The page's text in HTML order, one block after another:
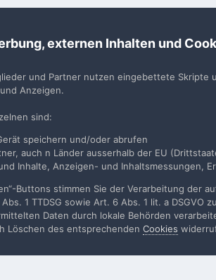
für unsere Community erstellen. Es
durchsuchen:
externen Inhalten und
und Partner nutzen eingebettete
Anzeigen.
sind:
speichern und/oder abrufen
auch n Länder ausserhalb der EU
Inhalte, Anzeigen- und Inhaltsmessungen,
Buttons stimmen Sie der Verarbeitung
1 TTDSG sowie Art. 6 Abs. 1 lit. a
Daten durch lokale Behörden
Löschen des entsprechenden Cookies